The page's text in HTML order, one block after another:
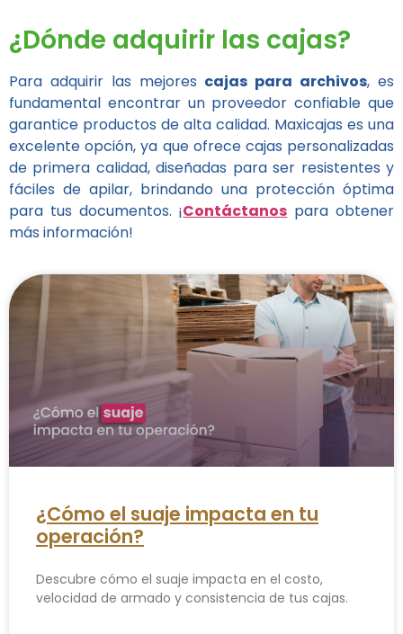
¿Dónde adquirir las cajas?
Para adquirir las mejores cajas para archivos, es
fundamental encontrar un proveedor confiable que
garantice productos de alta calidad. Maxicajas es una
excelente opción, ya que ofrece cajas personalizadas
de primera calidad, diseñadas para ser resistentes y
fáciles de apilar, brindando una protección óptima
para tus documentos. ¡Contáctanos para obtener
más información!
¿Cómo el suaje impacta en tu
operación?
Descubre cómo el suaje impacta en el costo,
velocidad de armado y consistencia de tus cajas.